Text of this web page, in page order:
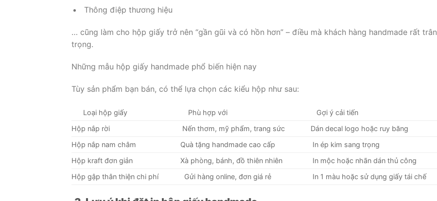
Thông điệp thương hiệu
… cũng làm cho hộp giấy trở nên “gần gũi và có hồn hơn” – điều mà khách hàng handmade rất trân
trọng.
Những mẫu hộp giấy handmade phổ biến hiện nay
Tùy sản phẩm bạn bán, có thể lựa chọn các kiểu hộp như sau:
Loại hộp giấy Phù hợp với
Gợi ý cải tiến
Hộp nắp rời
Nến thơm, mỹ phẩm, trang sức
Dán decal logo hoặc ruy băng
Hộp nắp nam châm
Quà tặng handmade cao cấp
In ép kim sang trọng
Hộp kraft đơn giản
Xà phòng, bánh, đồ thiên nhiên
In mộc hoặc nhãn dán thủ công
Hộp gập thân thiện chi phí
Gửi hàng online, đơn giá rẻ In 1 màu hoặc sử dụng giấy tái chế